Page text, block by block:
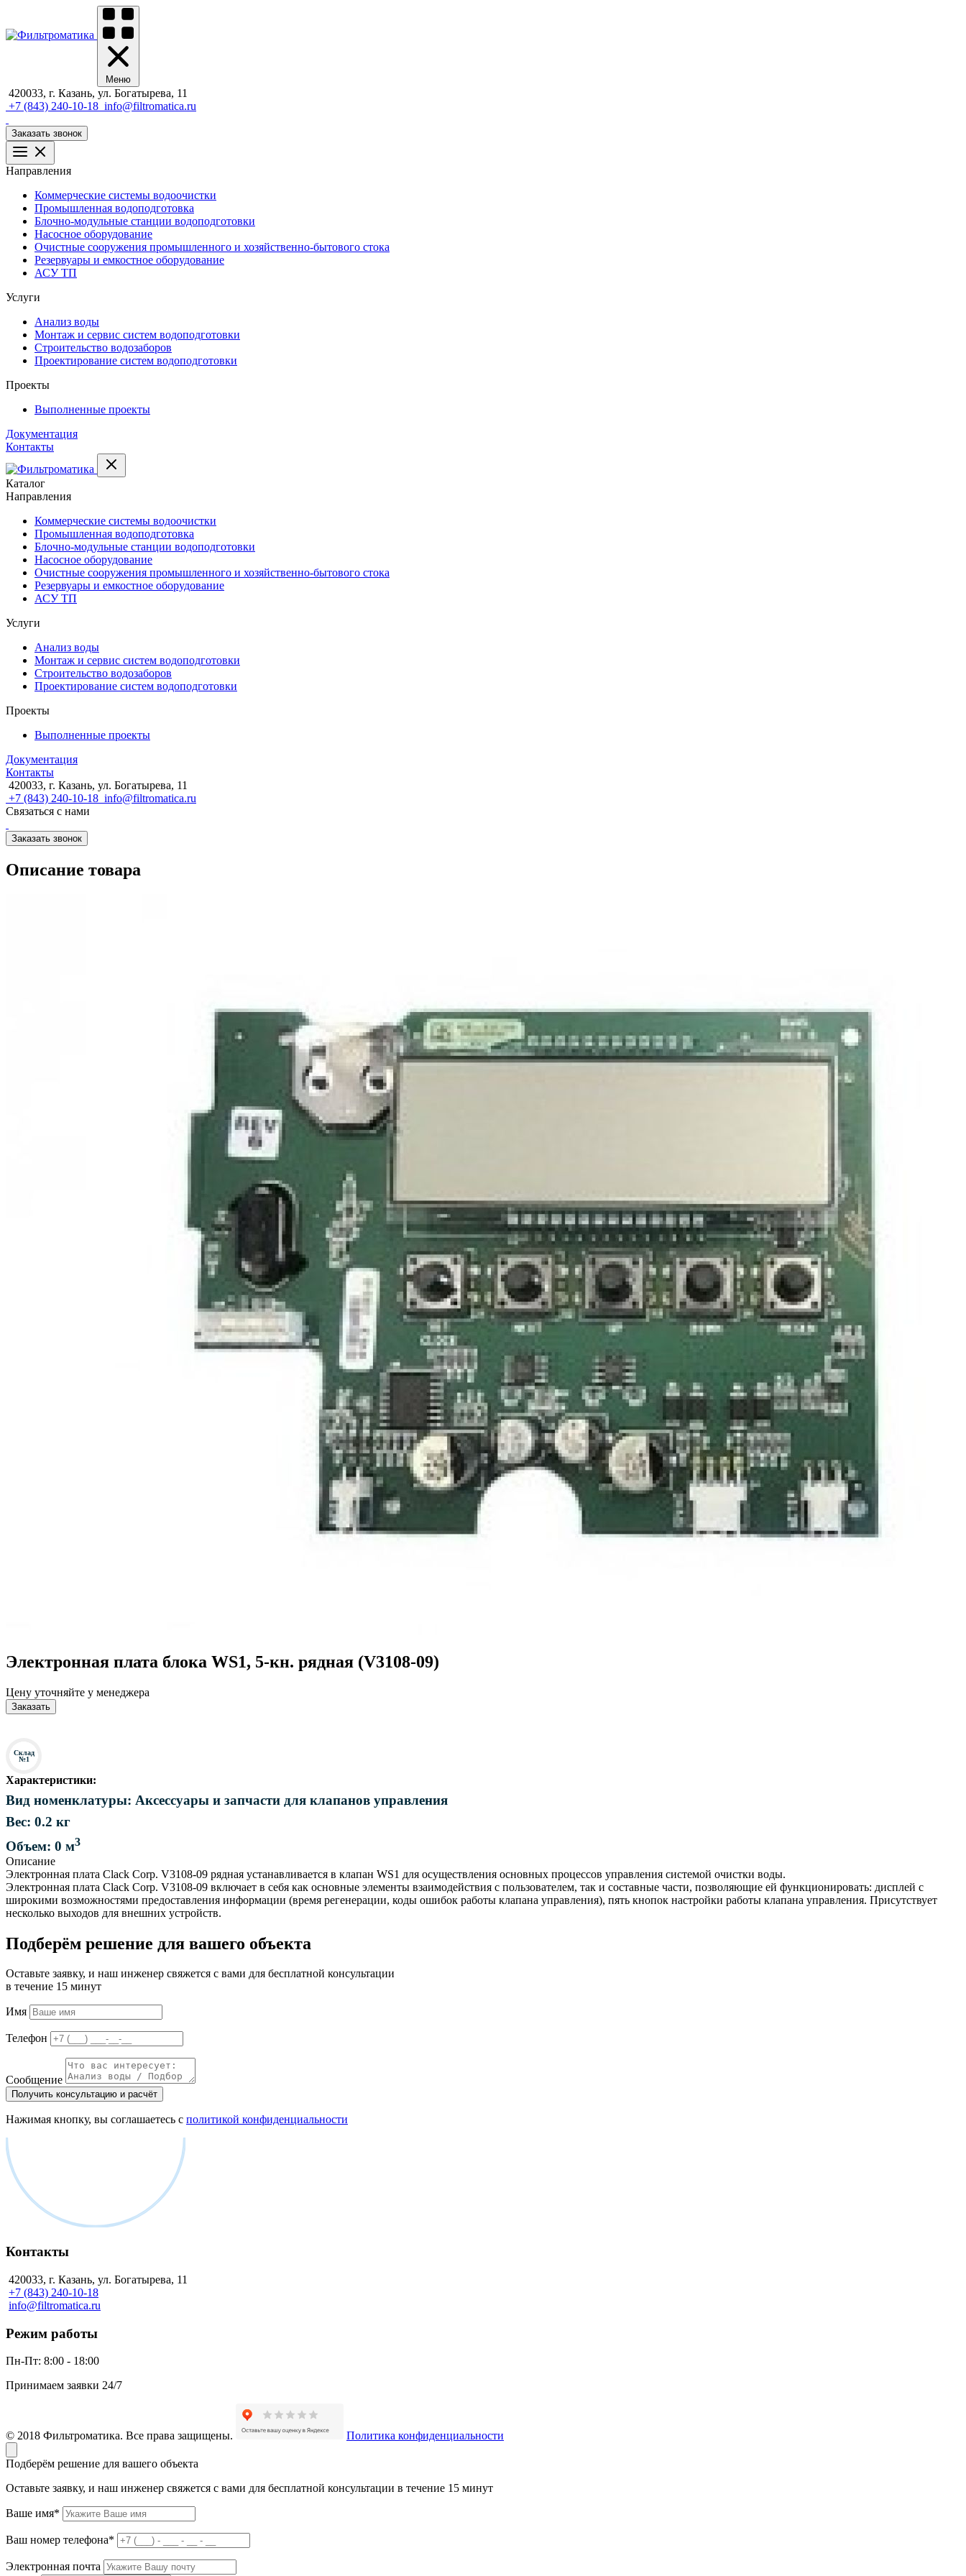
Меню
420033, г. Казань, ул. Богатырева, 11
+7 (843) 240-10-18 info@filtromatica.ru
Заказать звонок
Направления
Коммерческие системы водоочистки
Промышленная водоподготовка
Блочно-модульные станции водоподготовки
Насосное оборудование
Очистные сооружения промышленного и хозяйственно-бытового стока
Резервуары и емкостное оборудование
АСУ ТП
Услуги
Анализ воды
Монтаж и сервис систем водоподготовки
Строительство водозаборов
Проектирование систем водоподготовки
Проекты
Выполненные проекты
Документация
Контакты
Каталог
Направления
Коммерческие системы водоочистки
Промышленная водоподготовка
Блочно-модульные станции водоподготовки
Насосное оборудование
Очистные сооружения промышленного и хозяйственно-бытового стока
Резервуары и емкостное оборудование
АСУ ТП
Услуги
Анализ воды
Монтаж и сервис систем водоподготовки
Строительство водозаборов
Проектирование систем водоподготовки
Проекты
Выполненные проекты
Документация
Контакты
420033, г. Казань, ул. Богатырева, 11
+7 (843) 240-10-18 info@filtromatica.ru
Связаться с нами
Заказать звонок
Описание товара
Электронная плата блока WS1, 5-кн. рядная (V3108-09)
Цену уточняйте у менеджера
Заказать
Склад
№1
Характеристики:
Вид номенклатуры: Аксессуары и запчасти для клапанов управления
Вес: 0.2 кг
Объем: 0 м3
Описание
Электронная плата Clack Corp. V3108-09 рядная устанавливается в клапан WS1 для осуществления основных процессов управления системой очистки воды.
Электронная плата Clack Corp. V3108-09 включает в себя как основные элементы взаимодействия с пользователем, так и составные части, позволяющие ей функционировать: дисплей с
широкими возможностями предоставления информации (время регенерации, коды ошибок работы клапана управления), пять кнопок настройки работы клапана управления. Присутствует
несколько выходов для внешних устройств.
Подберём решение для вашего объекта
Оставьте заявку, и наш инженер свяжется с вами для бесплатной консультации
в течение 15 минут
Имя
Телефон
Сообщение
Получить консультацию и расчёт
Нажимая кнопку, вы соглашаетесь с политикой конфиденциальности
Контакты
420033, г. Казань, ул. Богатырева, 11
+7 (843) 240-10-18
info@filtromatica.ru
Режим работы
Пн-Пт: 8:00 - 18:00
Принимаем заявки 24/7
© 2018 Фильтроматика. Все права защищены. Политика конфиденциальности
Подберём решение для вашего объекта
Оставьте заявку, и наш инженер свяжется с вами для бесплатной консультации в течение 15 минут
Ваше имя*
Ваш номер телефона*
Электронная почта